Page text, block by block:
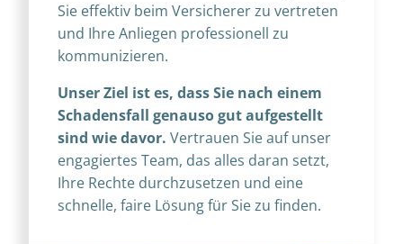
Sie effektiv beim Versicherer zu vertreten
und Ihre Anliegen professionell zu
kommunizieren.
Unser Ziel ist es, dass Sie nach einem
Schadensfall genauso gut aufgestellt
sind wie davor. Vertrauen Sie auf unser
engagiertes Team, das alles daran setzt,
Ihre Rechte durchzusetzen und eine
schnelle, faire Lösung für Sie zu finden.